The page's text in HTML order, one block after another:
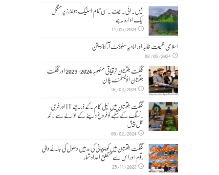
ایس۔ائی۔ایف ۔سی تمام اسٹیک ہولڈرز پر مشتمل
ایک ادارہ ہے
14/05/2024
اسلامی جمیعت طلبہ اور امامیہ سٹوڈنٹ آرگنائزیشن
06/05/2024
گلگت بلتستان ترقیاتی منصوبہ 2024-2029 اورگلگت
بلتستان انویسٹمنٹ پلان
16/03/2024
گلگت بلتستان میں ٹیلی کام کے ذریعے IT اور فری
لانسنگ کے شعبے کو فروغ دینے کے حوالے سے لائحہ
عمل پیش
08/02/2024
گلگت بلتستان میں کوہ پیمائی کی مد میں وصول کی جانے والی
رقوم اور اس سے متعلق اعداد شمار
25/11/2023